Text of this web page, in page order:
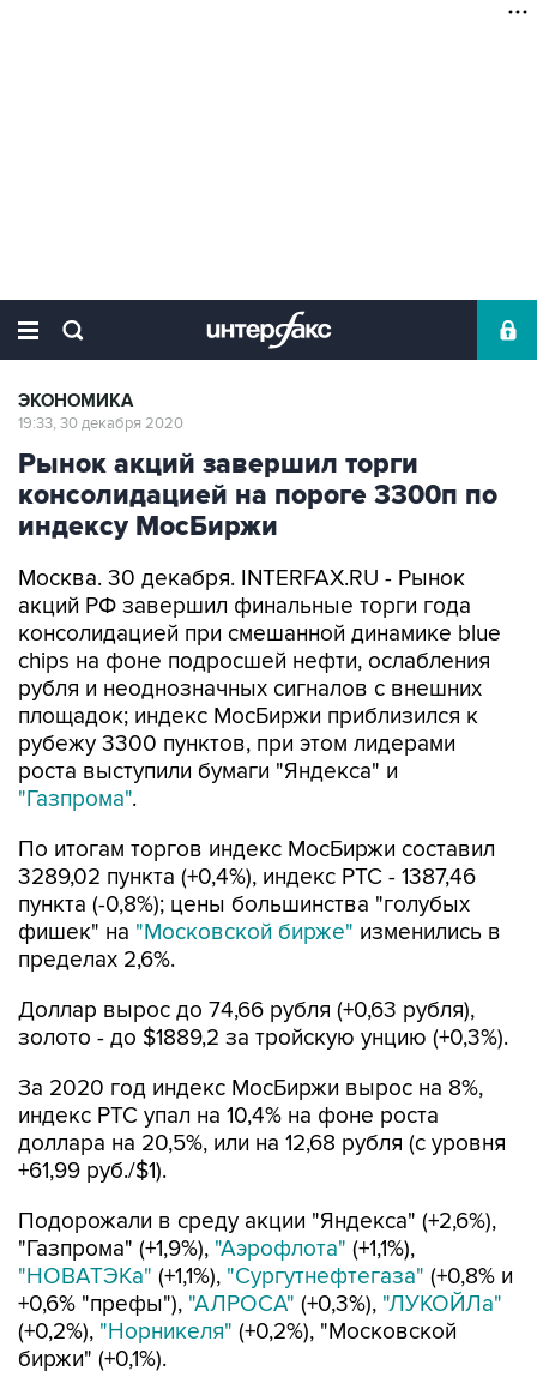
ЭКОНОМИКА
19:33, 30 декабря 2020
Рынок акций завершил торги
консолидацией на пороге 3300п по
индексу МосБиржи
Москва. 30 декабря. INTERFAX.RU - Рынок
акций РФ завершил финальные торги года
консолидацией при смешанной динамике blue
chips на фоне подросшей нефти, ослабления
рубля и неоднозначных сигналов с внешних
площадок; индекс МосБиржи приблизился к
рубежу 3300 пунктов, при этом лидерами
роста выступили бумаги "Яндекса" и
"Газпрома".
По итогам торгов индекс МосБиржи составил
3289,02 пункта (+0,4%), индекс РТС - 1387,46
пункта (-0,8%); цены большинства "голубых
фишек" на "Московской бирже" изменились в
пределах 2,6%.
Доллар вырос до 74,66 рубля (+0,63 рубля),
золото - до $1889,2 за тройскую унцию (+0,3%).
За 2020 год индекс МосБиржи вырос на 8%,
индекс РТС упал на 10,4% на фоне роста
доллара на 20,5%, или на 12,68 рубля (с уровня
+61,99 руб./$1).
Подорожали в среду акции "Яндекса" (+2,6%),
"Газпрома" (+1,9%), "Аэрофлота" (+1,1%),
"НОВАТЭКа" (+1,1%), "Сургутнефтегаза" (+0,8% и
+0,6% "префы"), "АЛРОСА" (+0,3%), "ЛУКОЙЛа"
(+0,2%), "Норникеля" (+0,2%), "Московской
биржи" (+0,1%).